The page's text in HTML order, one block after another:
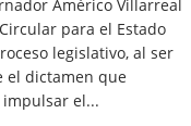
Américo Villarreal
para el Estado
legislativo, al ser
el dictamen que
el...